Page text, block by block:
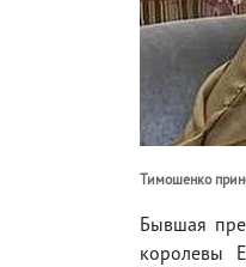
Тимошенко
Бывшая
королевы